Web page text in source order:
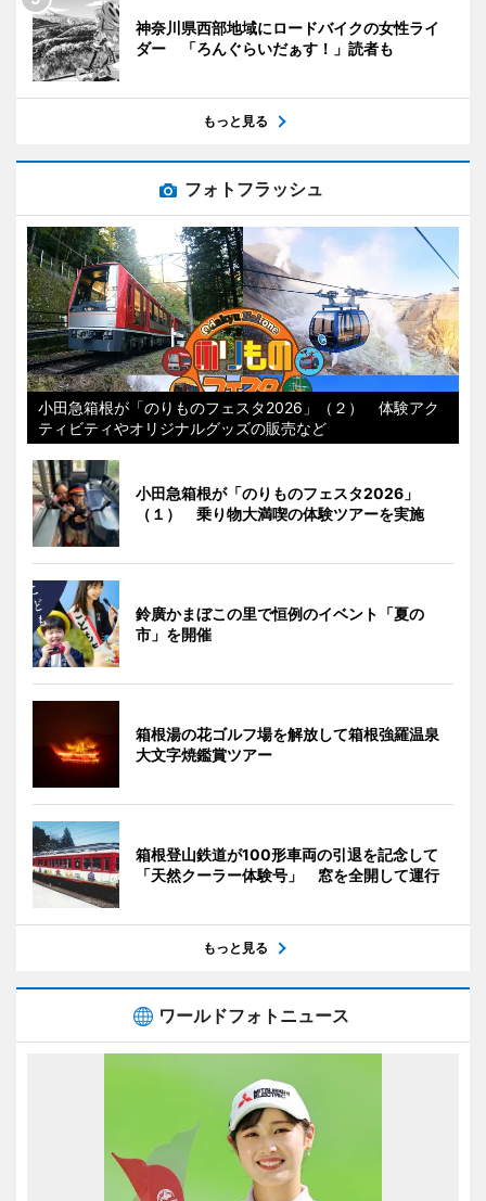
神奈川県西部地域にロードバイクの女性ライ
ダー 「ろんぐらいだぁす！」読者も
もっと見る
フォトフラッシュ
小田急箱根が「のりものフェスタ2026」（２） 体験アク
ティビティやオリジナルグッズの販売など
小田急箱根が「のりものフェスタ2026」
（１） 乗り物大満喫の体験ツアーを実施
鈴廣かまぼこの里で恒例のイベント「夏の
市」を開催
箱根湯の花ゴルフ場を解放して箱根強羅温泉
大文字焼鑑賞ツアー
箱根登山鉄道が100形車両の引退を記念して
「天然クーラー体験号」 窓を全開して運行
もっと見る
ワールドフォトニュース